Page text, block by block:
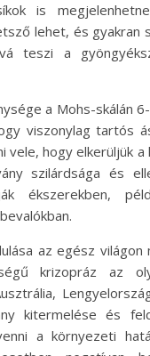
is
lehet, és gyakran
teszi a
a Mohs-skálán
viszonylag tartós
vele, hogy elkerüljük
szilárdsága és
ékszerekben,
az egész világon
krizopráz az
kitermelése és
a környezeti